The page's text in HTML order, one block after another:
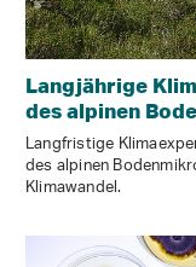
Langjährige
des alpinen
Langfristige
des alpinen
Klimawandel.